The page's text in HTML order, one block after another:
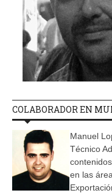
COLABORADOR EN
Manuel
Técnico
en las